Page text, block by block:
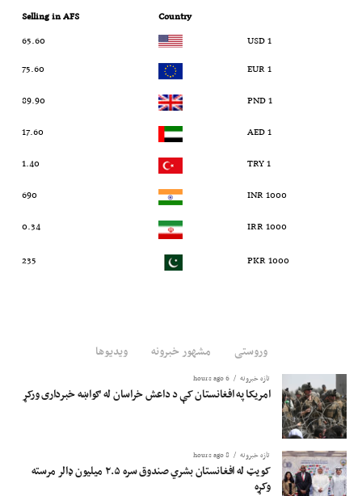
Country
Selling in AFS
1 USD
65.60
1 EUR
75.60
1 PND
89.90
1 AED
17.60
1 TRY
1.40
1000 INR
690
1000 IRR
0.34
1000 PKR
235
وروستی مشهور خبرونه ویدیوها
تازه خبرونه 6 hours ago
امریکا په افغانستان کې د داعش خراسان له ګواښه خبرداری ورکړ
تازه خبرونه 8 hours ago
کویټ له افغانستان بشري صندوق سره ۲.۵ میلیون ډالر مرسته
وکړه